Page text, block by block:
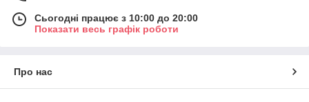
Сьогодні працює з 10:00 до 20:00
Показати весь графік роботи
Про нас